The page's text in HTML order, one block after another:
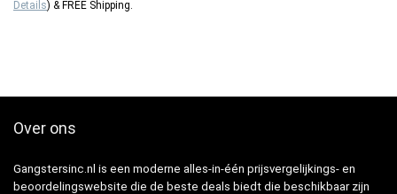
Details) & FREE Shipping
Over ons
Gangstersinc.nl is een moderne alles-in-één prijsvergelijkings- en
beoordelingswebsite die de beste deals biedt die beschikbaar zijn